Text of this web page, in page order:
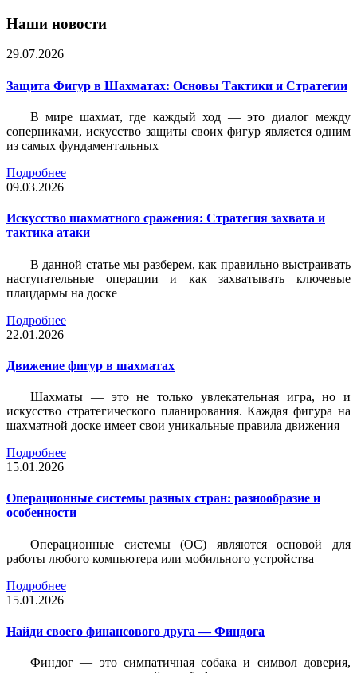
Наши новости
29.07.2026
Защита Фигур в Шахматах: Основы Тактики и Стратегии
В мире шахмат, где каждый ход — это диалог между
соперниками, искусство защиты своих фигур является одним
из самых фундаментальных
Подробнее
09.03.2026
Искусство шахматного сражения: Стратегия захвата и
тактика атаки
В данной статье мы разберем, как правильно выстраивать
наступательные операции и как захватывать ключевые
плацдармы на доске
Подробнее
22.01.2026
Движение фигур в шахматах
Шахматы — это не только увлекательная игра, но и
искусство стратегического планирования. Каждая фигура на
шахматной доске имеет свои уникальные правила движения
Подробнее
15.01.2026
Операционные системы разных стран: разнообразие и
особенности
Операционные системы (ОС) являются основой для
работы любого компьютера или мобильного устройства
Подробнее
15.01.2026
Найди своего финансового друга — Финдога
Финдог — это симпатичная собака и символ доверия,